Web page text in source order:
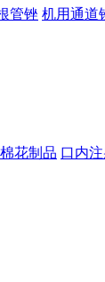
管锉 机用通道
棉花制品 口内